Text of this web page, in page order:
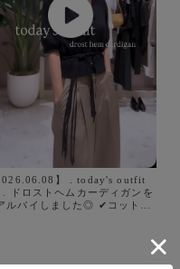
2026.06.08】 . today's outfit
. ドロストヘムカーディガンを
バイしました◎ ✔︎コットン